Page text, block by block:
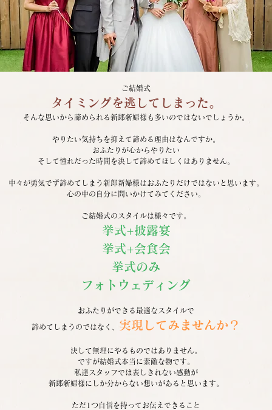
ご結婚式
タイミングを逃してしまった。
そんな思いから諦められる新郎新婦様も多いのではないでしょうか。
やりたい気持ちを抑えて諦める理由はなんですか。
おふたりが心からやりたい
そして憧れだった時間を決して諦めてほしくはありません。
中々が勇気でず諦めてしまう新郎新婦様はおふたりだけではないと思います。
心の中の自分に問いかけてみてください。
ご結婚式のスタイルは様々です。
挙式+披露宴
挙式+会食会
挙式のみ
フォトウェディング
おふたりができる最適なスタイルで
諦めてしまうのではなく、 実現してみませんか？
決して無理にやるものではありません。
ですが結婚式本当に素敵な物です。
私達スタッフでは表しきれない感動が
新郎新婦様にしか分からない想いがあると思います。
ただ1つ自信を持ってお伝えできること